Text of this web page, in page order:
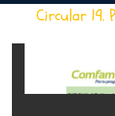
Circular 19.